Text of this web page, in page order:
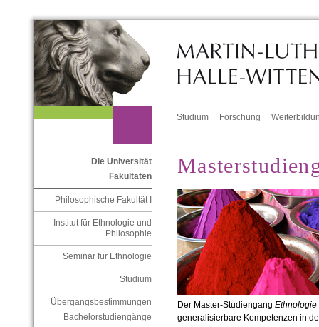
Studium Forschung
Die Universität
Fakultäten
Philosophische Fakultät I
Institut für Ethnologie und
Philosophie
Seminar für Ethnologie
Studium
Übergangsbestimmungen
Bachelorstudiengänge
Der Master-Studiengang Ethnologie
generalisierbare Kompetenzen in